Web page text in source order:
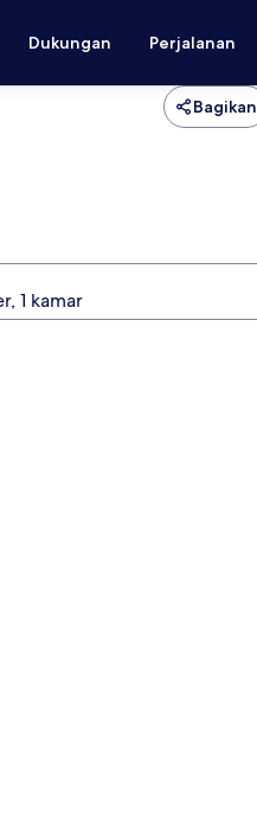
Dukungan Perjalanan
Bagikan